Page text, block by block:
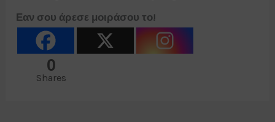
Εαν σου άρεσε μοιράσου το!
0
Shares